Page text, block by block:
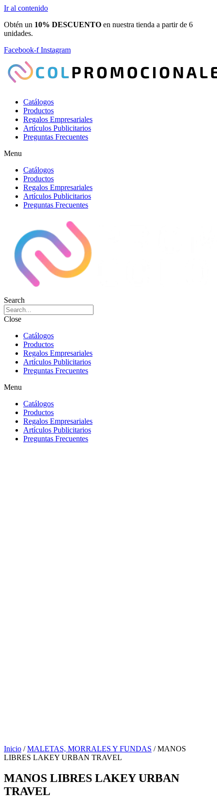
Ir al contenido
Obtén un 10% DESCUENTO en nuestra tienda a partir de 6
unidades.
Facebook-f Instagram
Catálogos
Productos
Regalos Empresariales
Artículos Publicitarios
Preguntas Frecuentes
Menu
Catálogos
Productos
Regalos Empresariales
Artículos Publicitarios
Preguntas Frecuentes
Search
Close
Catálogos
Productos
Regalos Empresariales
Artículos Publicitarios
Preguntas Frecuentes
Menu
Catálogos
Productos
Regalos Empresariales
Artículos Publicitarios
Preguntas Frecuentes
Inicio /MALETAS, MORRALES Y FUNDAS / MANOS
LIBRES LAKEY URBAN TRAVEL
MANOS LIBRES LAKEY URBAN
TRAVEL